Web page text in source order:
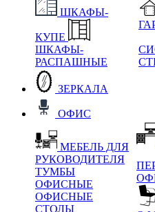
ШКАФЫ-
КУПЕ
ШКАФЫ-
РАСПАШНЫЕ
ЗЕРКАЛА
ОФИС
МЕБЕЛЬ ДЛЯ
РУКОВОДИТЕЛЯ
ТУМБЫ
ОФИСНЫЕ
ОФИСНЫЕ
СТОЛЫ